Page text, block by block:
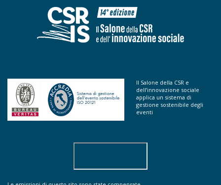
Il Salone della CSR e
dell’innovazione sociale
applica un sistema di
gestione sostenibile degli
eventi